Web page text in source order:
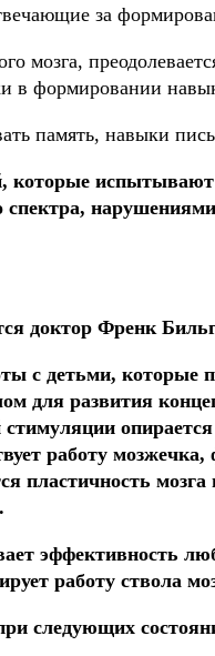
за
мозга,
в формировании
память, навыки
испытывают
спектра,
доктор Френк
с детьми, которые
для развития
работу
пластичность
эффективность
работу ствола
следующих